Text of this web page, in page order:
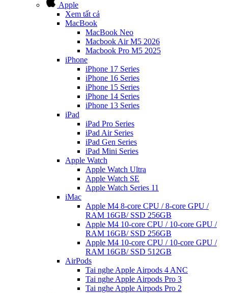
Apple
Xem tất cả
MacBook
MacBook Neo
Macbook Air M5 2026
Macbook Pro M5 2025
iPhone
iPhone 17 Series
iPhone 16 Series
iPhone 15 Series
iPhone 14 Series
iPhone 13 Series
iPad
iPad Pro Series
iPad Air Series
iPad Gen Series
iPad Mini Series
Apple Watch
Apple Watch Ultra
Apple Watch SE
Apple Watch Series 11
iMac
Apple M4 8-core CPU / 8-core GPU /
RAM 16GB/ SSD 256GB
Apple M4 10-core CPU / 10-core GPU /
RAM 16GB/ SSD 256GB
Apple M4 10-core CPU / 10-core GPU /
RAM 16GB/ SSD 512GB
AirPods
Tai nghe Apple Airpods 4 ANC
Tai nghe Apple Airpods Pro 3
Tai nghe Apple Airpods Pro 2